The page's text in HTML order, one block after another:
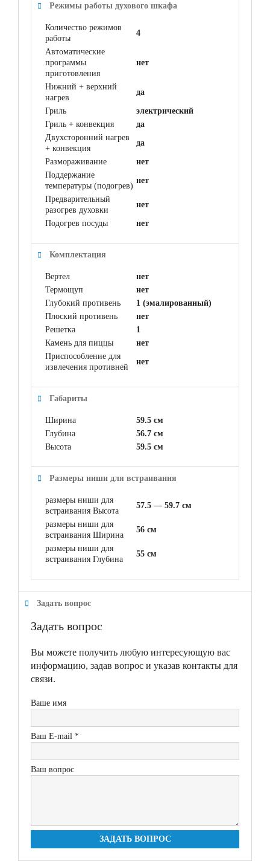
Режимы работы духового шкафа
Количество режимов
работы
4
Автоматические
программы
приготовления
нет
Нижний + верхний
нагрев
да
Гриль
электрический
Гриль + конвекция
да
Двухсторонний нагрев
+ конвекция
да
Размораживание
нет
Поддержание
температуры (подогрев)
нет
Предварительный
разогрев духовки
нет
Подогрев посуды нет
Комплектация
Вертел
нет
Термощуп
нет
Глубокий противень
1 (эмалированный)
Плоский противень
нет
Решетка
1
Камень для пиццы
нет
Приспособление для
извлечения противней
нет
Габариты
Ширина
59.5 см
Глубина
56.7 см
Высота
59.5 см
Размеры ниши для встраивания
размеры ниши для
встраивания Высота
57.5 — 59.7 см
размеры ниши для
встраивания Ширина
56 см
размеры ниши для
встраивания Глубина
55 см
Задать вопрос
Задать вопрос
Вы можете получить любую интересующую вас
информацию, задав вопрос и указав контакты для
связи.
Ваше имя
Ваш E-mail *
Ваш вопрос
ЗАДАТЬ ВОПРОС